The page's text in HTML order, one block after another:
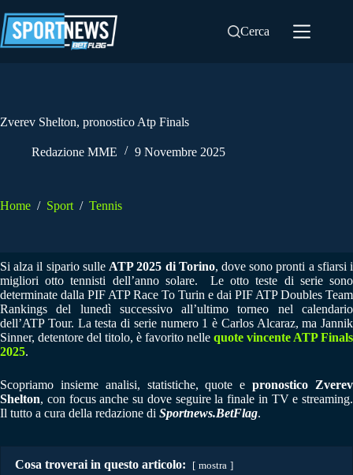
al
contenuto
Cerca
Zverev Shelton, pronostico Atp Finals
Redazione MME 9 Novembre 2025
Home / Sport / Tennis
Si alza il sipario sulle ATP 2025 di Torino, dove sono pronti a sfiarsi i
migliori otto tennisti dell’anno solare. Le otto teste di serie sono
determinate dalla PIF ATP Race To Turin e dai PIF ATP Doubles Team
Rankings del lunedì successivo all’ultimo torneo nel calendario
dell’ATP Tour. La testa di serie numero 1 è Carlos Alcaraz, ma Jannik
Sinner, detentore del titolo, è favorito nelle quote vincente ATP Finals
2025.
Scopriamo insieme analisi, statistiche, quote epronostico Zverev
Shelton, con focus anche su dove seguire la finale in TV e streaming.
Il tutto a cura della redazione di Sportnews.BetFlag.
Cosa troverai in questo articolo: mostra